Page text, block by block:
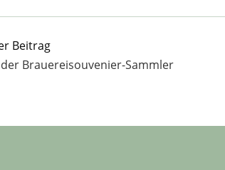
Beitrag
Brauereisouvenier-Sammler